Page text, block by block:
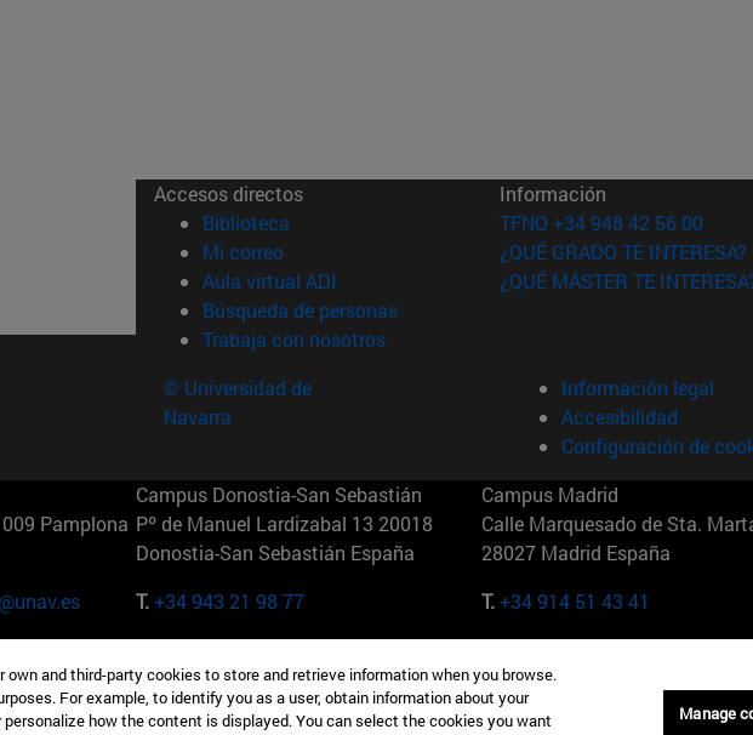
Accesos directos
Biblioteca (abre en nueva ventana)
Mi correo(abre en nueva ventana)
Aula virtual ADI (abre en nueva ventana)
Búsqueda de personas(abre en nueva ventana)
Trabaja con nosotros(abre en nueva ventana)
Información
TFNO +34 948 42 56 00
¿QUÉ GRADO TE INTERESA?
¿QUÉ MÁSTER TE
© Universidad de
Navarra
Información legal
Accesibilidad
Configuración de
Pamplona
Campus Donostia-San Sebastián
Pº de Manuel Lardizabal 13 20018
Donostia-San Sebastián España
T.+34 943 21 98 77
Campus Madrid
Calle Marquesado de Sta.
28027 Madrid España
T.+34 914 51 43 41
28023
165 W 57th St 10019-2201 Nueva York
EE.UU
Maria-Theresia-Straße 15
Múnich Alemania
and third-party cookies to store and retrieve information when you browse.
For example, to identify you as a user, obtain information about your
how the content is displayed. You can select the cookies you want
Manage